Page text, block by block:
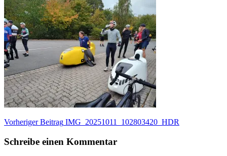
Beitragsnavigation
Vorheriger Beitrag Vorheriger
IMG_20251011_102803420_HDR
Schreibe einen Kommentar